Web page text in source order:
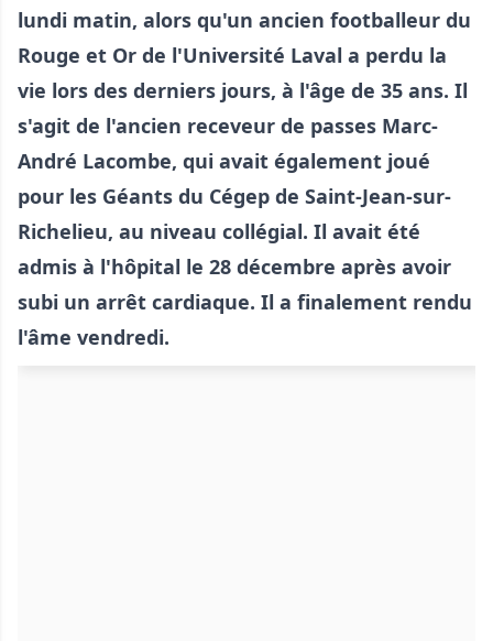
lundi matin, alors qu'un ancien footballeur du
Rouge et Or de l'Université Laval a perdu la
vie lors des derniers jours, à l'âge de 35 ans. Il
s'agit de l'ancien receveur de passes Marc-
André Lacombe, qui avait également joué
pour les Géants du Cégep de Saint-Jean-sur-
Richelieu, au niveau collégial. Il avait été
admis à l'hôpital le 28 décembre après avoir
subi un arrêt cardiaque. Il a finalement rendu
l'âme vendredi.